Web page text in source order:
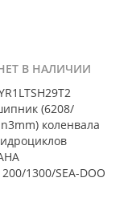
В НАЛИЧИИ
(6208/
коленвала
1300/SEA-DOO